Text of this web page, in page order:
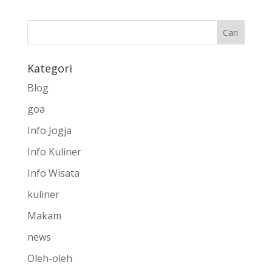
Kategori
Blog
goa
Info Jogja
Info Kuliner
Info Wisata
kuliner
Makam
news
Oleh-oleh